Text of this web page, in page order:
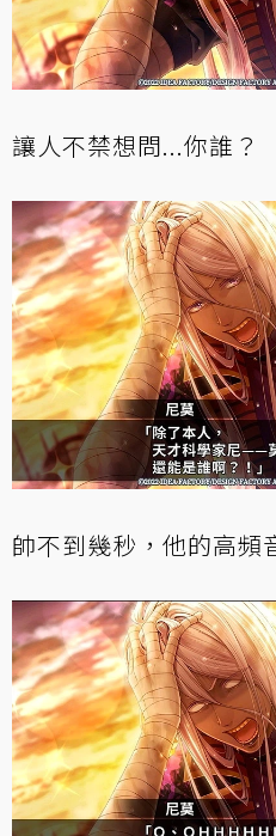
讓人不禁想問...你誰？
帥不到幾秒，他的高頻